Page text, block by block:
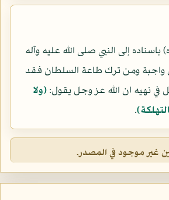
إلى النبي صلى الله عليه وآله
واجبة ومن ترك طاعة السلطان فقد
في نهيه ان الله عز وجل يقول: (ولا
.
غير موجود في المصدر.